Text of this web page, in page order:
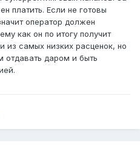
платить. Если не готовы
оператор должен
как он по итогу получит
из самых низких расценок, но
отдавать даром и быть